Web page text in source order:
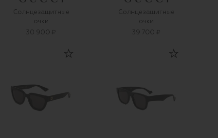
Солнцезащитные
очки
30 900 ₽
Солнцезащитные
очки
39 700 ₽